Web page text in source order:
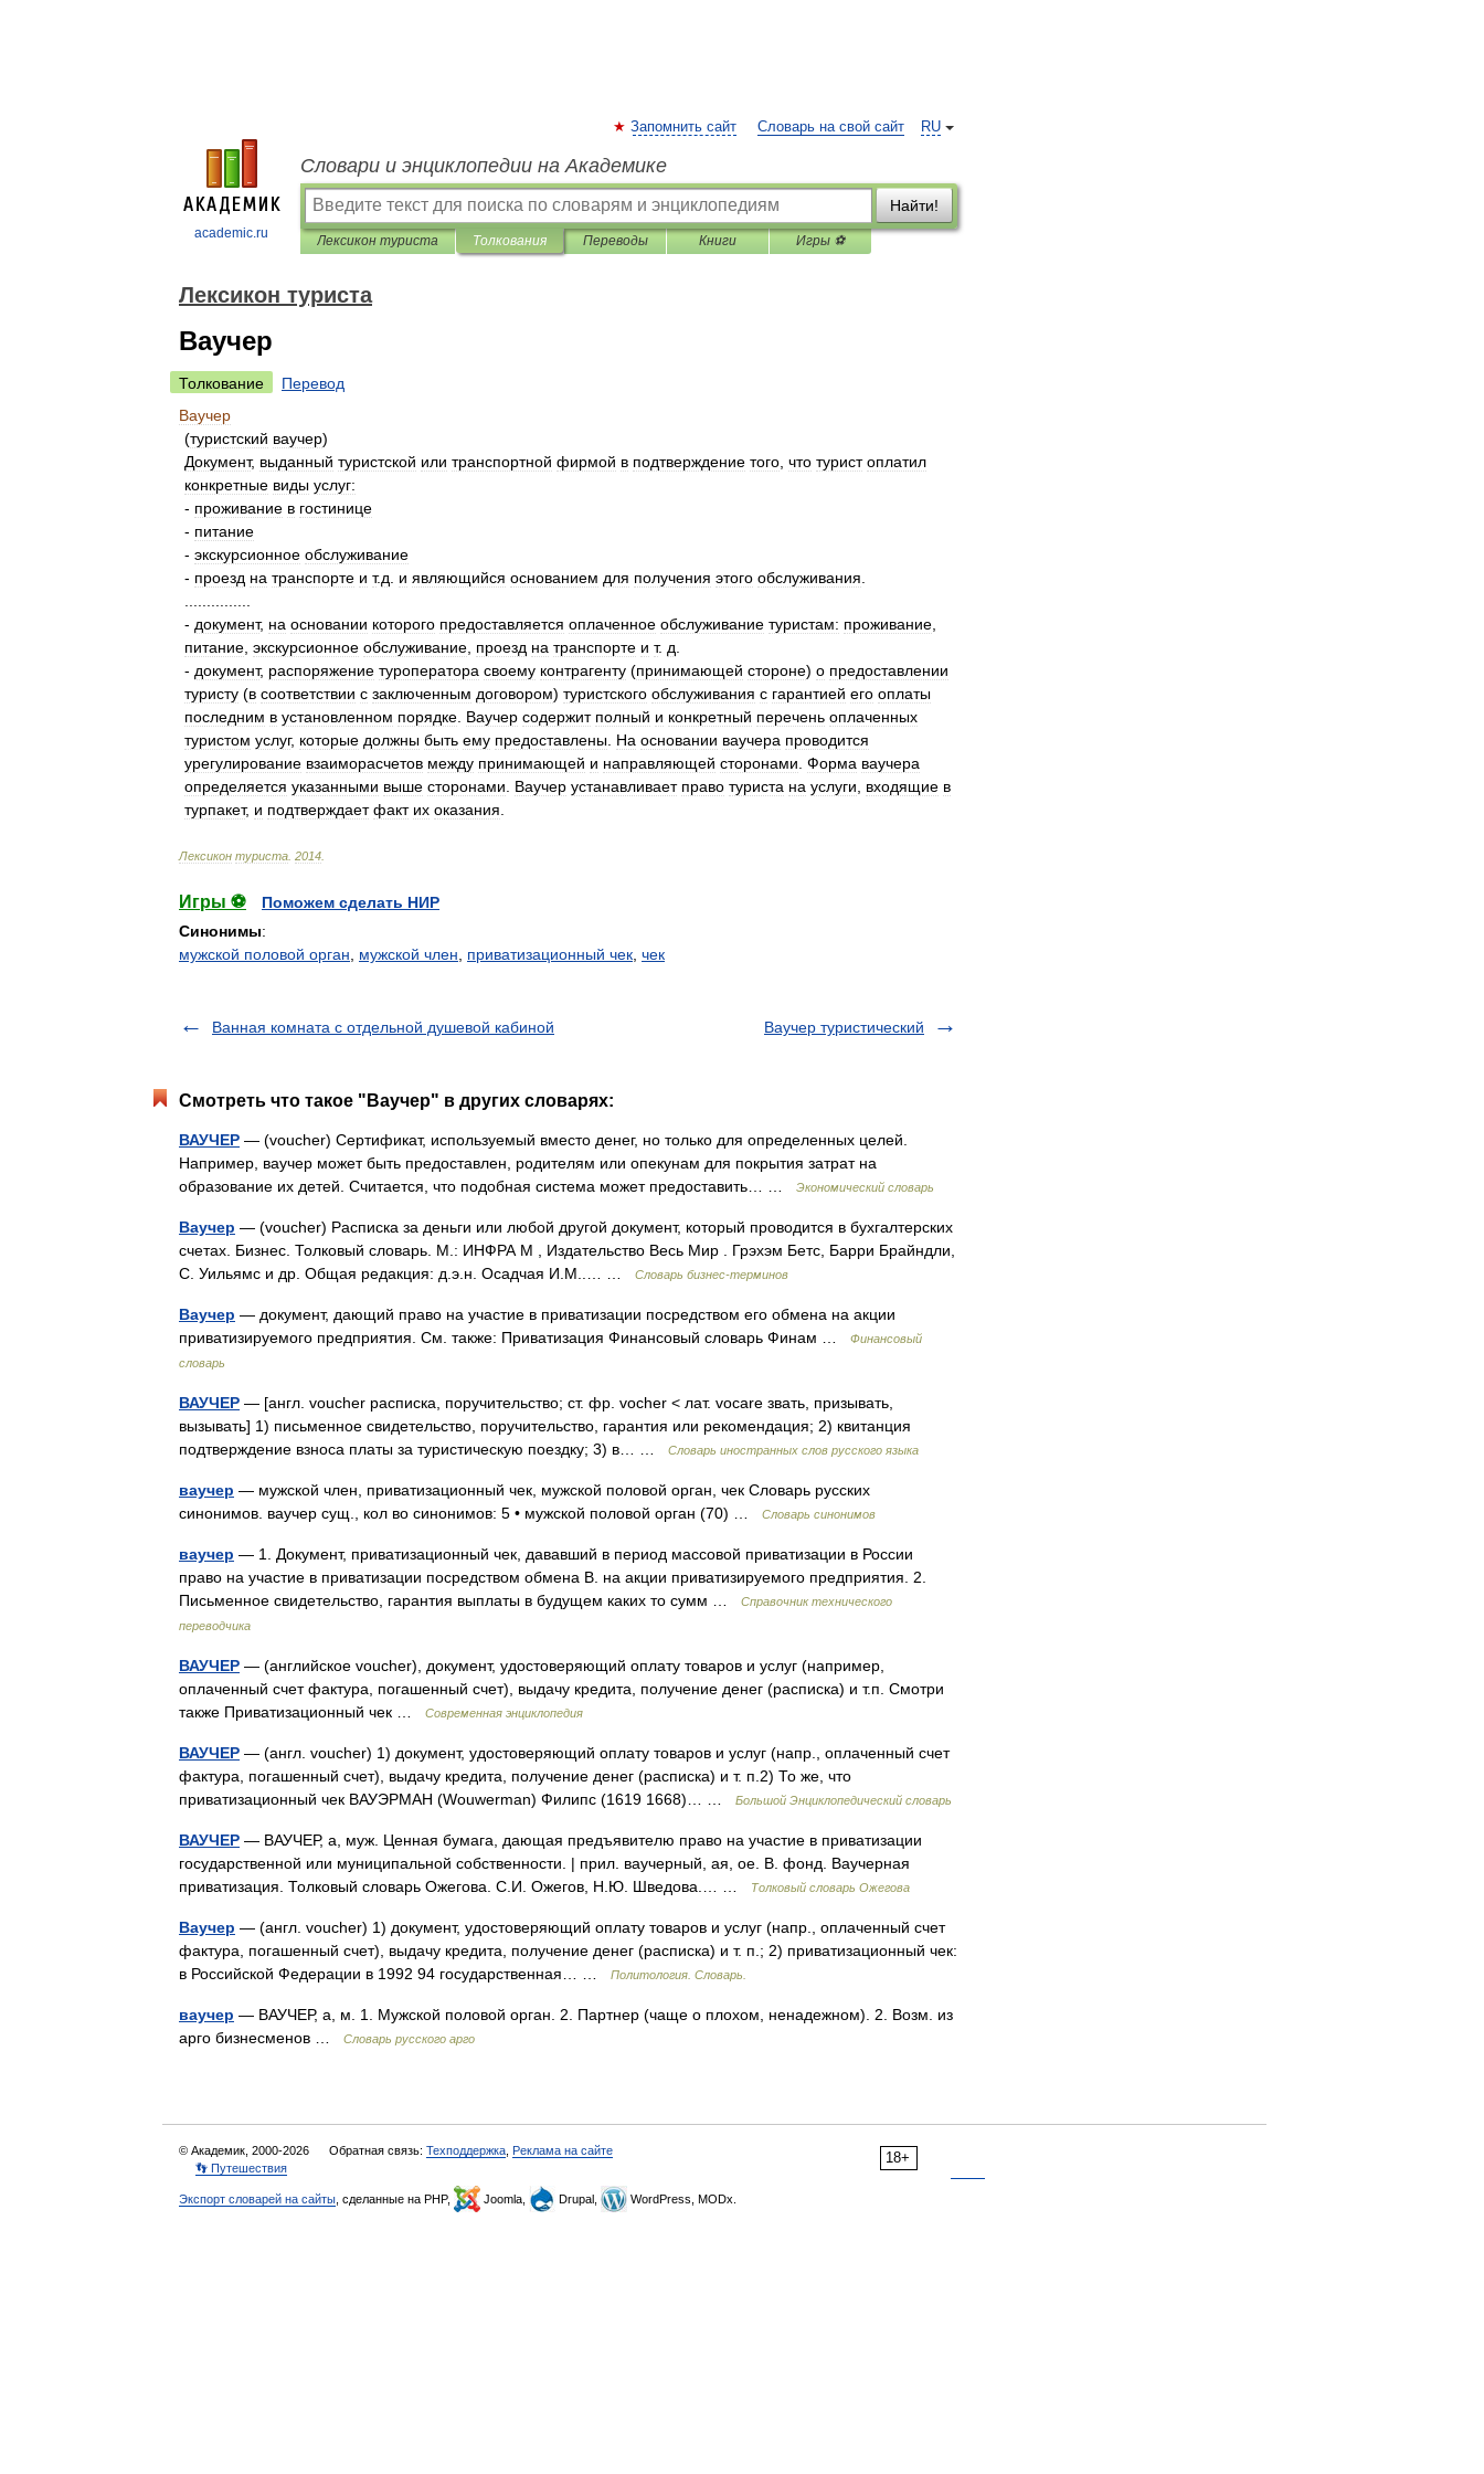
academic.ru
RU
Запомнить сайт Словарь на свой сайт
Словари и энциклопедии на Академике
Найти!
Лексикон туриста Толкования Переводы Книги Игры ⚽
Лексикон туриста
Ваучер
Толкование
Перевод
Ваучер
(туристский ваучер)
Документ, выданный туристской или транспортной фирмой в подтверждение того что турист оплатил
конкретные виды услуг:
- проживание в гостинице
- питание
- экскурсионное обслуживание
- проезд на транспорте и т.д и являющийся основанием для получения этого обслуживания
- документ, на основании которого предоставляется оплаченное обслуживание туристам: проживание
питание экскурсионное обслуживание проезд на транспорте и т. д
- документ, распоряжение туроператора своему контрагенту (принимающей стороне) о предоставлении
туристу (в соответствии с заключенным договором) туристского обслуживания с гарантией его оплаты
последним в установленном порядке Ваучер содержит полный и конкретный перечень оплаченных
туристом услуг, которые должны быть ему предоставлены На основании ваучера проводится
урегулирование взаиморасчетов между принимающей и направляющей сторонами Форма ваучера
определяется указанными выше сторонами Ваучер устанавливает право туриста на услуги входящие в
турпакет, и подтверждает факт их оказания
Лексикон туриста 2014
Игры ⚽
Поможем сделать НИР
Синонимы:
мужской половой орган
мужской член приватизационный чек чек
Ванная комната с отдельной душевой кабиной Ваучер туристический
Смотреть что такое "Ваучер" в других словарях:
ВАУЧЕР — (voucher) Сертификат, используемый вместо денег, но только для определенных целей.
Например, ваучер может быть предоставлен, родителям или опекунам для покрытия затрат на
образование их детей. Считается, что подобная система может предоставить… …
Экономический словарь
Ваучер — (voucher) Расписка за деньги или любой другой документ, который проводится в бухгалтерских
счетах. Бизнес. Толковый словарь. М.: ИНФРА М , Издательство Весь Мир . Грэхэм Бетс, Барри Брайндли,
С. Уильямс и др. Общая редакция: д.э.н. Осадчая И.М..… …
Словарь бизнес-терминов
Ваучер — документ, дающий право на участие в приватизации посредством его обмена на акции
приватизируемого предприятия. См. также: Приватизация Финансовый словарь Финам …
Финансовый
словарь
ВАУЧЕР — [англ. voucher расписка, поручительство; ст. фр. vocher < лат. vocare звать, призывать,
вызывать] 1) письменное свидетельство, поручительство, гарантия или рекомендация; 2) квитанция
подтверждение взноса платы за туристическую поездку; 3) в… …
Словарь иностранных слов русского языка
ваучер — мужской член, приватизационный чек, мужской половой орган, чек Словарь русских
синонимов. ваучер сущ., кол во синонимов: 5 • мужской половой орган (70) …
Словарь синонимов
ваучер — 1. Документ, приватизационный чек, дававший в период массовой приватизации в России
право на участие в приватизации посредством обмена В. на акции приватизируемого предприятия. 2.
Письменное свидетельство, гарантия выплаты в будущем каких то сумм …
Справочник технического
переводчика
ВАУЧЕР — (английское voucher), документ, удостоверяющий оплату товаров и услуг (например,
оплаченный счет фактура, погашенный счет), выдачу кредита, получение денег (расписка) и т.п. Смотри
также Приватизационный чек …
Современная энциклопедия
ВАУЧЕР — (англ. voucher) 1) документ, удостоверяющий оплату товаров и услуг (напр., оплаченный счет
фактура, погашенный счет), выдачу кредита, получение денег (расписка) и т. п.2) То же, что
приватизационный чек ВАУЭРМАН (Wouwerman) Филипс (1619 1668)… …
Большой Энциклопедический словарь
ВАУЧЕР — ВАУЧЕР, а, муж. Ценная бумага, дающая предъявителю право на участие в приватизации
государственной или муниципальной собственности. | прил. ваучерный, ая, ое. В. фонд. Ваучерная
приватизация. Толковый словарь Ожегова. С.И. Ожегов, Н.Ю. Шведова.… …
Толковый словарь Ожегова
Ваучер — (англ. voucher) 1) документ, удостоверяющий оплату товаров и услуг (напр., оплаченный счет
фактура, погашенный счет), выдачу кредита, получение денег (расписка) и т. п.; 2) приватизационный чек:
в Российской Федерации в 1992 94 государственная… …
Политология. Словарь.
ваучер — ВАУЧЕР, а, м. 1. Мужской половой орган. 2. Партнер (чаще о плохом, ненадежном). 2. Возм. из
арго бизнесменов …
Словарь русского арго
18+
© Академик, 2000-2026 Обратная связь: Техподдержка Реклама на сайте
👣 Путешествия
Экспорт словарей на сайты , сделанные на PHP, Joomla, Drupal, WordPress, MODx.